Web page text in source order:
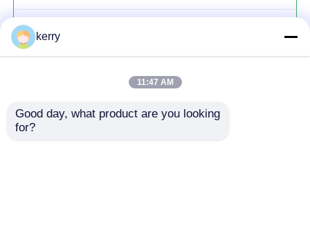
kerry
11:47 AM
Good day, what product are you looking
for?